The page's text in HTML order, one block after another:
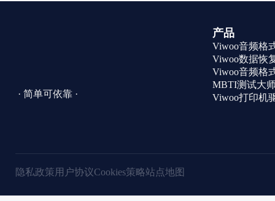
· 简单可依靠 ·
产品
Viwoo音频格
Viwoo数据恢
Viwoo音频格
MBTI测试大
Viwoo打印机
隐私政策用户协议Cookies策略站点地图